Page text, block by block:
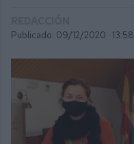
Publicado: 09/12/2020 · 13:58